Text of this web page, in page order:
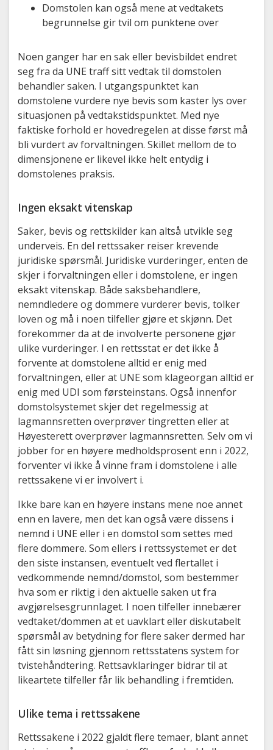
Domstolen kan også mene at vedtakets
begrunnelse gir tvil om punktene over
Noen ganger har en sak eller bevisbildet endret
seg fra da UNE traff sitt vedtak til domstolen
behandler saken. I utgangspunktet kan
domstolene vurdere nye bevis som kaster lys over
situasjonen på vedtakstidspunktet. Med nye
faktiske forhold er hovedregelen at disse først må
bli vurdert av forvaltningen. Skillet mellom de to
dimensjonene er likevel ikke helt entydig i
domstolenes praksis.
Ingen eksakt vitenskap
Saker, bevis og rettskilder kan altså utvikle seg
underveis. En del rettssaker reiser krevende
juridiske spørsmål. Juridiske vurderinger, enten de
skjer i forvaltningen eller i domstolene, er ingen
eksakt vitenskap. Både saksbehandlere,
nemndledere og dommere vurderer bevis, tolker
loven og må i noen tilfeller gjøre et skjønn. Det
forekommer da at de involverte personene gjør
ulike vurderinger. I en rettsstat er det ikke å
forvente at domstolene alltid er enig med
forvaltningen, eller at UNE som klageorgan alltid er
enig med UDI som førsteinstans. Også innenfor
domstolsystemet skjer det regelmessig at
lagmannsretten overprøver tingretten eller at
Høyesterett overprøver lagmannsretten. Selv om vi
jobber for en høyere medholdsprosent enn i 2022,
forventer vi ikke å vinne fram i domstolene i alle
rettssakene vi er involvert i.
Ikke bare kan en høyere instans mene noe annet
enn en lavere, men det kan også være dissens i
nemnd i UNE eller i en domstol som settes med
flere dommere. Som ellers i rettssystemet er det
den siste instansen, eventuelt ved flertallet i
vedkommende nemnd/domstol, som bestemmer
hva som er riktig i den aktuelle saken ut fra
avgjørelsesgrunnlaget. I noen tilfeller innebærer
vedtaket/dommen at et uavklart eller diskutabelt
spørsmål av betydning for flere saker dermed har
fått sin løsning gjennom rettsstatens system for
tvistehåndtering. Rettsavklaringer bidrar til at
likeartete tilfeller får lik behandling i fremtiden.
Ulike tema i rettssakene
Rettssakene i 2022 gjaldt flere temaer, blant annet